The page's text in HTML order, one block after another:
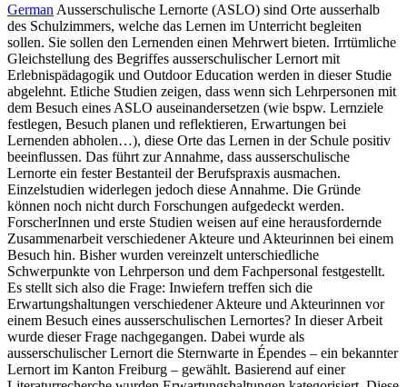
German Ausserschulische Lernorte (ASLO) sind Orte ausserhalb
des Schulzimmers, welche das Lernen im Unterricht begleiten
sollen. Sie sollen den Lernenden einen Mehrwert bieten. Irrtümliche
Gleichstellung des Begriffes ausserschulischer Lernort mit
Erlebnispädagogik und Outdoor Education werden in dieser Studie
abgelehnt. Etliche Studien zeigen, dass wenn sich Lehrpersonen mit
dem Besuch eines ASLO auseinandersetzen (wie bspw. Lernziele
festlegen, Besuch planen und reflektieren, Erwartungen bei
Lernenden abholen…), diese Orte das Lernen in der Schule positiv
beeinflussen. Das führt zur Annahme, dass ausserschulische
Lernorte ein fester Bestanteil der Berufspraxis ausmachen.
Einzelstudien widerlegen jedoch diese Annahme. Die Gründe
können noch nicht durch Forschungen aufgedeckt werden.
ForscherInnen und erste Studien weisen auf eine herausfordernde
Zusammenarbeit verschiedener Akteure und Akteurinnen bei einem
Besuch hin. Bisher wurden vereinzelt unterschiedliche
Schwerpunkte von Lehrperson und dem Fachpersonal festgestellt.
Es stellt sich also die Frage: Inwiefern treffen sich die
Erwartungshaltungen verschiedener Akteure und Akteurinnen vor
einem Besuch eines ausserschulischen Lernortes? In dieser Arbeit
wurde dieser Frage nachgegangen. Dabei wurde als
ausserschulischer Lernort die Sternwarte in Épendes – ein bekannter
Lernort im Kanton Freiburg – gewählt. Basierend auf einer